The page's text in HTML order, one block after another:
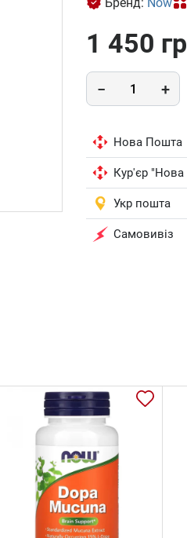
1 450
Нова Пошта
Кур'єр
Укр пошта
Самовивіз